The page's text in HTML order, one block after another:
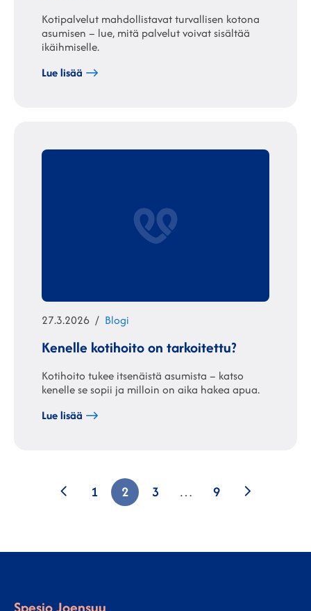
Kotipalvelut mahdollistavat turvallisen kotona
asumisen – lue, mitä palvelut voivat sisältää
ikäihmiselle.
Lue lisää
Julkaistu
27.3.2026 Kategoriat
Blogi
Kenelle kotihoito on tarkoitettu?
Kotihoito tukee itsenäistä asumista – katso
kenelle se sopii ja milloin on aika hakea apua.
Lue lisää
ArtikkelienPrevious
1 2 3 … 9 Seuraava
Spesio Joensuu